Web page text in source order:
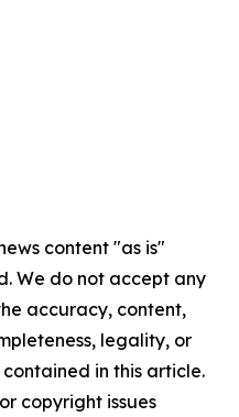
content "as is"
We do not accept any
accuracy, content,
legality, or
in this article.
copyright issues